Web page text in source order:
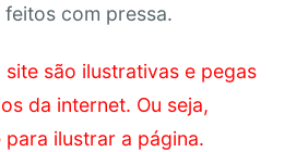
feitos com pressa.
site são ilustrativas e pegas
da internet. Ou seja,
para ilustrar a página.